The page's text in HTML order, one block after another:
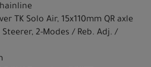
TK Solo Air, 15x110mm QR axle
2-Modes / Reb. Adj. /